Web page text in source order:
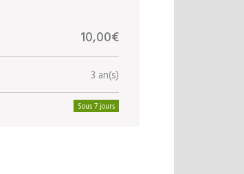
10,00€
3 an(s)
Sous 7 jours